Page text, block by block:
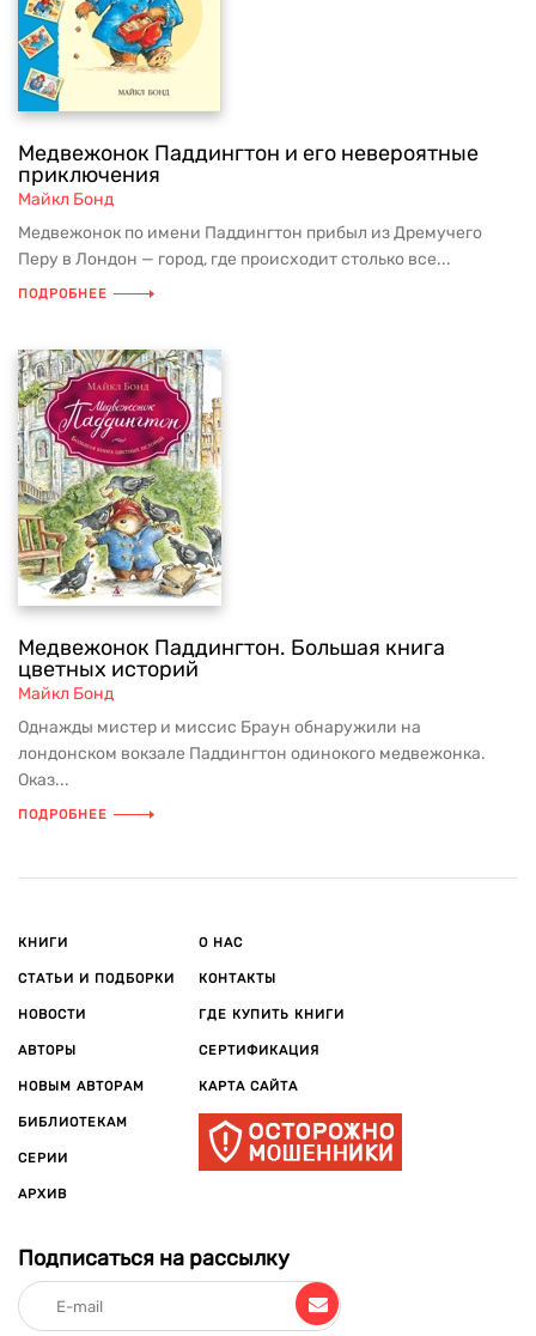
Медвежонок Паддингтон и его невероятные
приключения
Майкл Бонд
Медвежонок по имени Паддингтон прибыл из Дремучего
Перу в Лондон — город, где происходит столько все...
ПОДРОБНЕЕ
Медвежонок Паддингтон. Большая книга
цветных историй
Майкл Бонд
Однажды мистер и миссис Браун обнаружили на
лондонском вокзале Паддингтон одинокого медвежонка.
Оказ...
ПОДРОБНЕЕ
КНИГИ
СТАТЬИ И ПОДБОРКИ
НОВОСТИ
АВТОРЫ
НОВЫМ АВТОРАМ
БИБЛИОТЕКАМ
СЕРИИ
АРХИВ
О НАС
КОНТАКТЫ
ГДЕ КУПИТЬ КНИГИ
СЕРТИФИКАЦИЯ
КАРТА САЙТА
Подписаться на рассылку